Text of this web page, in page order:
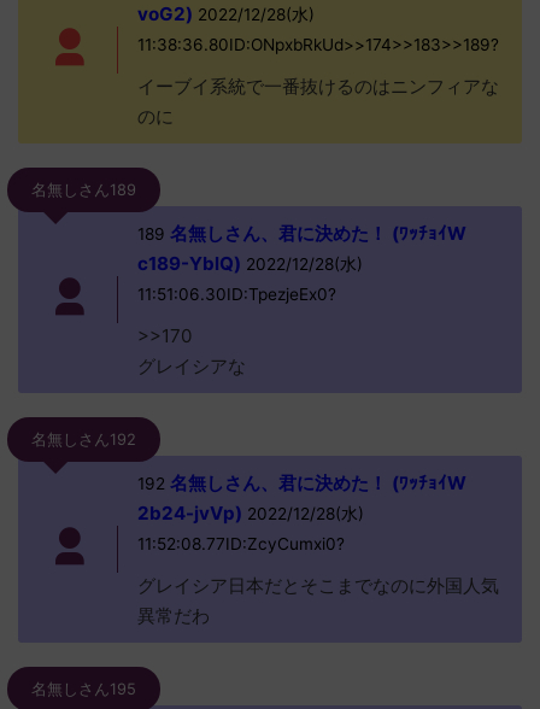
voG2) 2022/12/28(水)
11:38:36.80ID:ONpxbRkUd>>174>>183>>189?
イーブイ系統で一番抜けるのはニンフィアな
のに
名無しさん189
189 名無しさん、君に決めた！ (ﾜｯﾁｮｲW
c189-YblQ) 2022/12/28(水)
11:51:06.30ID:TpezjeEx0?
>>170
グレイシアな
名無しさん192
192 名無しさん、君に決めた！ (ﾜｯﾁｮｲW
2b24-jvVp) 2022/12/28(水)
11:52:08.77ID:ZcyCumxi0?
グレイシア日本だとそこまでなのに外国人気
異常だわ
名無しさん195